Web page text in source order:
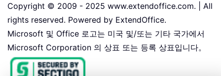
Copyright © 2009 - 2025 www.extendoffice.com. | All
rights reserved. Powered by ExtendOffice.
Microsoft 및 Office 로고는 미국 및/또는 기타 국가에서
Microsoft Corporation 의 상표 또는 등록 상표입니다。